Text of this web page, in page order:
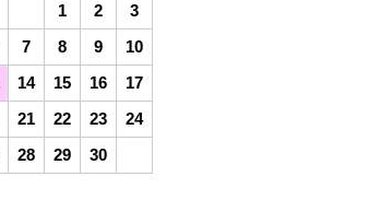
1
2
3
7 8 9
10
14 15 16
17
21 22 23
24
28 29 30